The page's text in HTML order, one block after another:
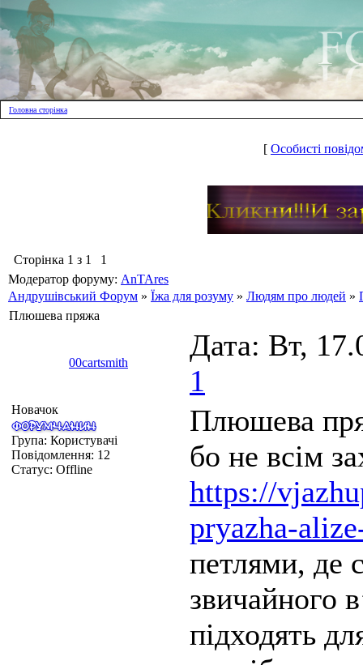
Головна сторінка
[ Особисті
Сторінка 1 з 1
1
Модератор форуму: AnTAres
Андрушівський Форум » Їжа для розуму » Людям про людей »
Плюшева пряжа
00cartsmith
Дата: Вт,
1
Новачок
Група: Користувачі
Повідомлення: 12
Статус: Offline
Плюшева
бо не всім
https://
pryazha-
петлями, де
звичайного
підходять